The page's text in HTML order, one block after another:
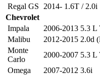
Regal GS
2014- 1.6T / 2.0i
Chevrolet
Impala
2006-2013 5.3 L
Malibu
2012-2015 2.0d
Monte
Carlo
2000-2007 5.3 L
Omega
2007-2012 3.6i